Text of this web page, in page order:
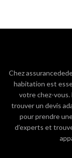
Chez
habitation est
votre chez-vous.
trouver un devis
pour prendre
d’experts et